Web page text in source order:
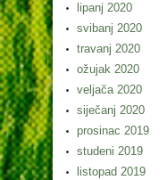
lipanj 2020
svibanj 2020
travanj 2020
ožujak 2020
veljača 2020
siječanj 2020
prosinac 2019
studeni 2019
listopad 2019